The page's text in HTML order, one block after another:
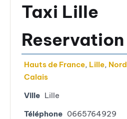
Taxi Lille
Reservation
Hauts de France, Lille, Nord
Calais
Ville Lille
Téléphone 0665764929